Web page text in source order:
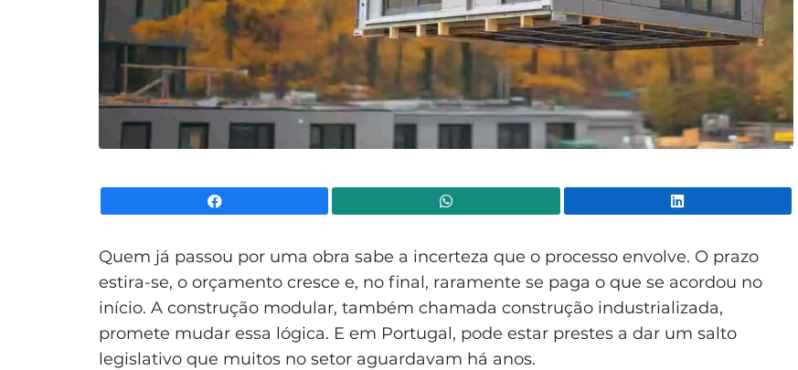
Quem já passou por uma obra sabe a incerteza que o processo envolve. O prazo
estira-se, o orçamento cresce e, no final, raramente se paga o que se acordou no
início. A construção modular, também chamada construção industrializada,
promete mudar essa lógica. E em Portugal, pode estar prestes a dar um salto
legislativo que muitos no setor aguardavam há anos.